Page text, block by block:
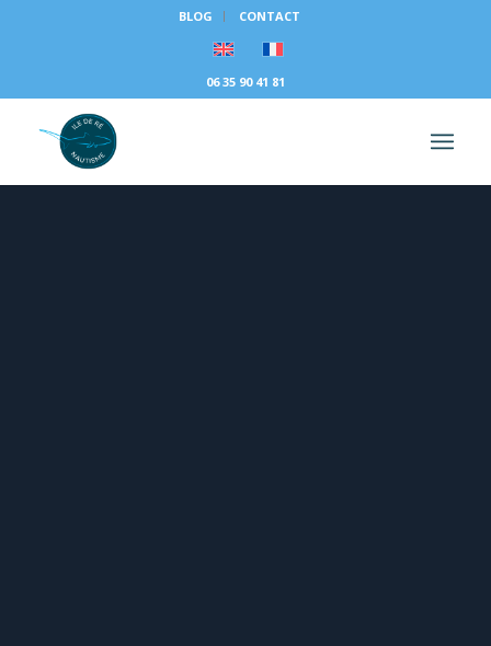
BLOG CONTACT
06 35 90 41 81